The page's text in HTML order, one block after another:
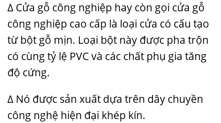
Δ Cửa gỗ công nghiệp hay còn gọi cửa gỗ
công nghiệp cao cấp là loại cửa có cấu tạo
từ bột gỗ mịn. Loại bột này được pha trộn
có cùng tỷ lệ PVC và các chất phụ gia tăng
độ cứng.
Δ Nó được sản xuất dựa trên dây chuyền
công nghệ hiện đại khép kín.